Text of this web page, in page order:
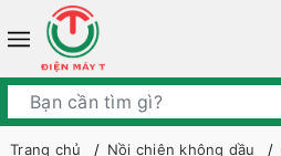
Trang chủ Nồi chiên không dầu